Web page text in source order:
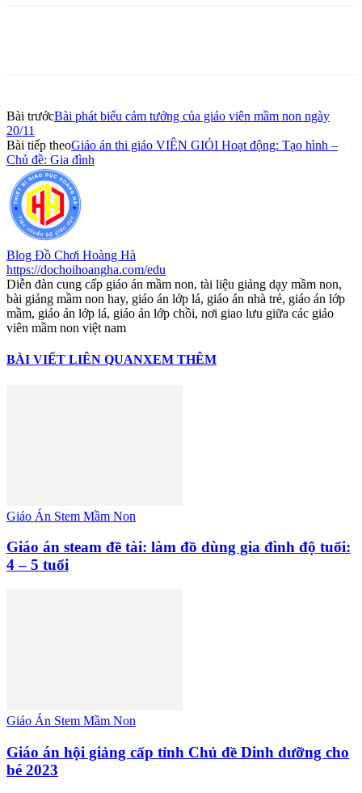
Bài trướcBài phát biểu cảm tưởng của giáo viên mầm non ngày
20/11
Bài tiếp theoGiáo án thi giáo VIÊN GIỎI Hoạt động: Tạo hình –
Chủ đề: Gia đình
Blog Đồ Chơi Hoàng Hà
https://dochoihoangha.com/edu
Diễn đàn cung cấp giáo án mầm non, tài liệu giảng dạy mầm non,
bài giảng mầm non hay, giáo án lớp lá, giáo án nhà trẻ, giáo án lớp
mầm, giáo án lớp lá, giáo án lớp chồi, nơi giao lưu giữa các giáo
viên mầm non việt nam
BÀI VIẾT LIÊN QUANXEM THÊM
Giáo Án Stem Mầm Non
Giáo án steam đề tài: làm đồ dùng gia đình độ tuổi:
4 – 5 tuổi
Giáo Án Stem Mầm Non
Giáo án hội giảng cấp tỉnh Chủ đề Dinh dưỡng cho
bé 2023